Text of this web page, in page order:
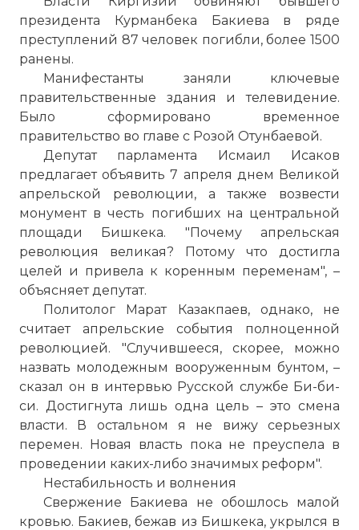
президента Курманбека Бакиева в ряде
преступлений 87 человек погибли, более 1500
ранены.
Манифестанты заняли ключевые
правительственные здания и телевидение.
Было сформировано временное
правительство во главе с Розой Отунбаевой.
Депутат парламента Исмаил Исаков
предлагает объявить 7 апреля днем Великой
апрельской революции, а также возвести
монумент в честь погибших на центральной
площади Бишкека. "Почему апрельская
революция великая? Потому что достигла
целей и привела к коренным переменам", –
объясняет депутат.
Политолог Марат Казакпаев, однако, не
считает апрельские события полноценной
революцией. "Случившееся, скорее, можно
назвать молодежным вооруженным бунтом, –
сказал он в интервью Русской службе Би-би-
си. Достигнута лишь одна цель – это смена
власти. В остальном я не вижу серьезных
перемен. Новая власть пока не преуспела в
проведении каких-либо значимых реформ".
Нестабильность и волнения
Свержение Бакиева не обошлось малой
кровью. Бакиев, бежав из Бишкека, укрылся в